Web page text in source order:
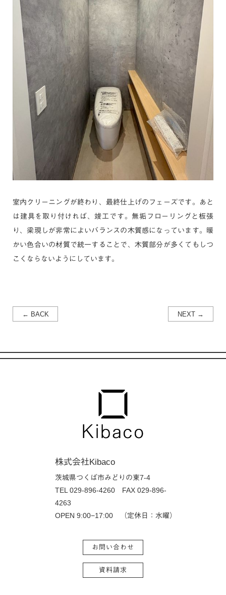
室内クリーニングが終わり、最終仕上げのフェーズです。あと
は建具を取り付ければ、竣工です。無垢フローリングと板張
り、梁現しが非常によいバランスの木質感になっています。暖
かい色合いの材質で統一することで、木質部分が多くてもしつ
こくならないようにしています。
← BACK NEXT →
株式会社Kibaco
茨城県つくば市みどりの東7-4
TEL 029-896-4260 FAX 029-896-
4263
OPEN 9:00−17:00 （定休日：水曜）
お問い合わせ
資料請求